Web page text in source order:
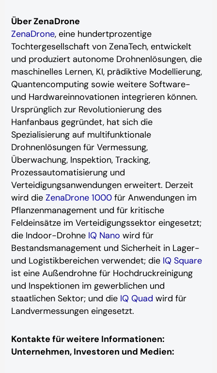
Über ZenaDrone
ZenaDrone, eine hundertprozentige
Tochtergesellschaft von ZenaTech, entwickelt
und produziert autonome Drohnenlösungen, die
maschinelles Lernen, KI, prädiktive Modellierung,
Quantencomputing sowie weitere Software-
und Hardwareinnovationen integrieren können.
Ursprünglich zur Revolutionierung des
Hanfanbaus gegründet, hat sich die
Spezialisierung auf multifunktionale
Drohnenlösungen für Vermessung,
Überwachung, Inspektion, Tracking,
Prozessautomatisierung und
Verteidigungsanwendungen erweitert. Derzeit
wird die ZenaDrone 1000für Anwendungen im
Pflanzenmanagement und für kritische
Feldeinsätze im Verteidigungssektor eingesetzt;
die Indoor-Drohne IQ Nano wird für
Bestandsmanagement und Sicherheit in Lager-
und Logistikbereichen verwendet; die IQ Square
ist eine Außendrohne für Hochdruckreinigung
und Inspektionen im gewerblichen und
staatlichen Sektor; und die IQ Quad wird für
Landvermessungen eingesetzt.
Kontakte für weitere Informationen:
Unternehmen, Investoren und Medien: